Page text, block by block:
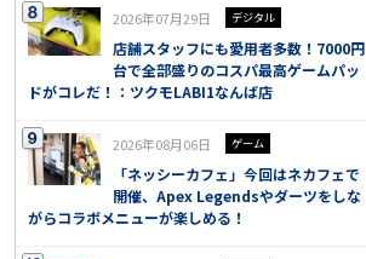
2026年07月29日 デジタル
店舗スタッフにも愛用者多数！7000円
台で全部盛りのコスパ最高ゲームパッ
ドがコレだ！：ツクモLABI1なんば店
2026年08月06日 ゲーム
「ネッシーカフェ」今回はネカフェで
開催、Apex Legendsやダーツをしな
がらコラボメニューが楽しめる！